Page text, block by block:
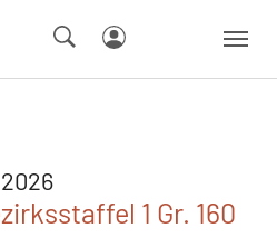
1 Gr. 160